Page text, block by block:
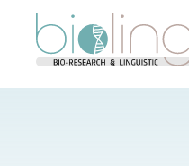
content
Biolingual